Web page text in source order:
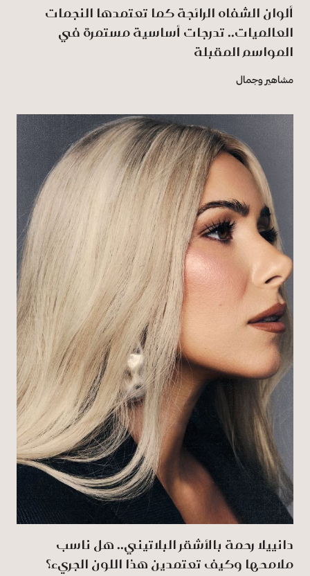
ألوان الشفاه الرائجة كما تعتمدها النجمات
العالميات.. تدرجات أساسية مستمرة في
المواسم المقبلة
مشاهير وجمال
دانييلا رحمة بالأشقر البلاتيني.. هل ناسب
ملامحها وكيف تعتمدين هذا اللون الجريء؟